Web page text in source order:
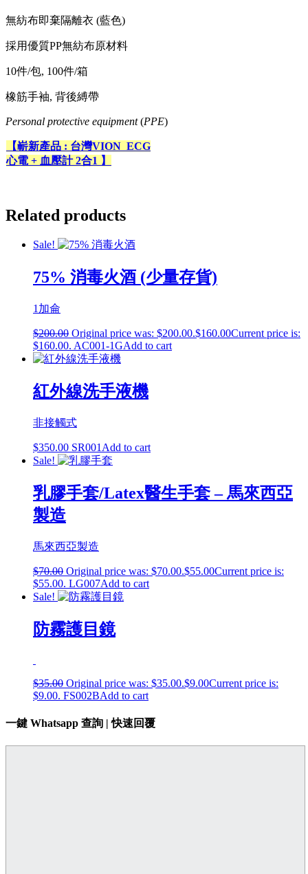
無紡布即棄隔離衣 (藍色)
採用優質PP無紡布原材料
10件/包, 100件/箱
橡筋手袖, 背後縛帶
Personal protective equipment(PPE)
【嶄新產品 : 台灣VION ECG
心電 + 血壓計 2合1 】
Related products
Sale!
75% 消毒火酒 (少量存貨)
1加侖
$200.00 Original price was: $200.00.$160.00Current price is:
$160.00. AC001-1GAdd to cart
紅外線洗手液機
非接觸式
$350.00 SR001 Add to cart
Sale!
乳膠手套/Latex醫生手套 – 馬來西亞
製造
馬來西亞製造
$70.00 Original price was: $70.00.$55.00Current price is:
$55.00. LG007Add to cart
Sale!
防霧護目鏡
$35.00 Original price was: $35.00.$9.00Current price is:
$9.00. FS002BAdd to cart
一鍵 Whatsapp 查詢 | 快速回覆